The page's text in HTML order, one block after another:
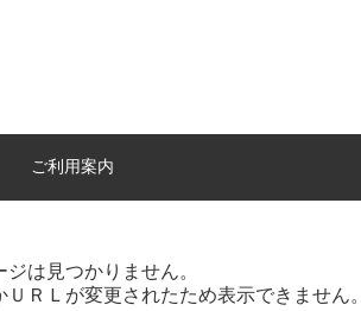
ご利用案内
ジは見つかりません。
ＵＲＬが変更されたため表示できません。